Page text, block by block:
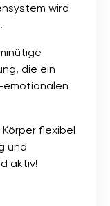
wird
die ein
flexibel
und
aktiv!